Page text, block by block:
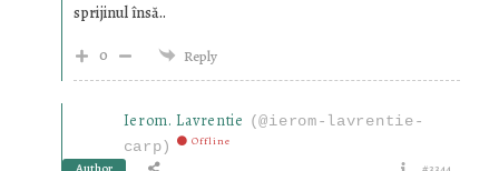
sprijinul însă..
0
Reply
Ierom. Lavrentie (@ierom-lavrentie-
carp)
Offline